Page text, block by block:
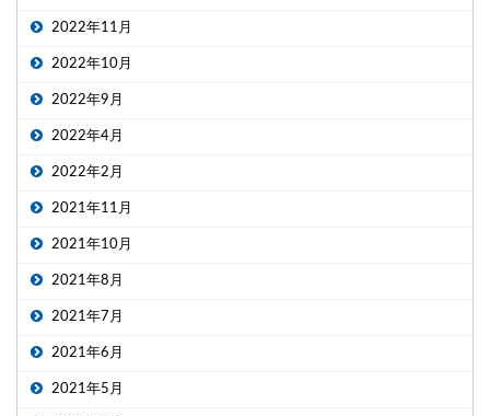
2022年11月
2022年10月
2022年9月
2022年4月
2022年2月
2021年11月
2021年10月
2021年8月
2021年7月
2021年6月
2021年5月